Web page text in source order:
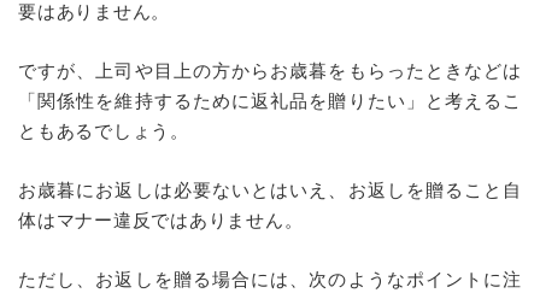
要はありません。
ですが、上司や目上の方からお歳暮をもらったときなどは
「関係性を維持するために返礼品を贈りたい」と考えるこ
ともあるでしょう。
お歳暮にお返しは必要ないとはいえ、お返しを贈ること自
体はマナー違反ではありません。
ただし、お返しを贈る場合には、次のようなポイントに注